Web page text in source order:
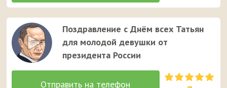
Поздравление с Днём всех Татьян
для молодой девушки от
президента России